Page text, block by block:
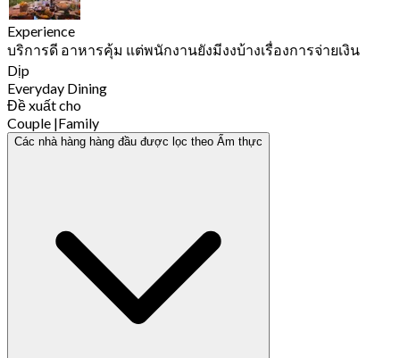
Experience
บริการดี อาหารคุ้ม แต่พนักงานยังมีงงบ้างเรื่องการจ่ายเงิน
Dịp
Everyday Dining
Đề xuất cho
Couple |Family
Các nhà hàng hàng đầu được lọc theo Ẩm thực